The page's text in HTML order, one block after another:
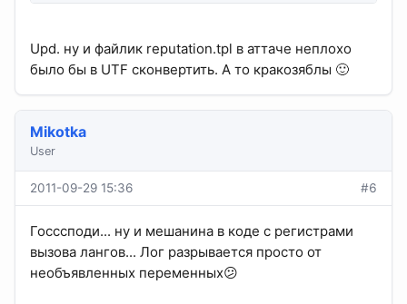
Upd. ну и файлик reputation.tpl в аттаче неплохо
было бы в UTF сконвертить. А то кракозяблы 🙂
Mikotka
User
2011-09-29 15:36 #6
Госссподи... ну и мешанина в коде с регистрами
вызова лангов... Лог разрывается просто от
необъявленных переменных😕